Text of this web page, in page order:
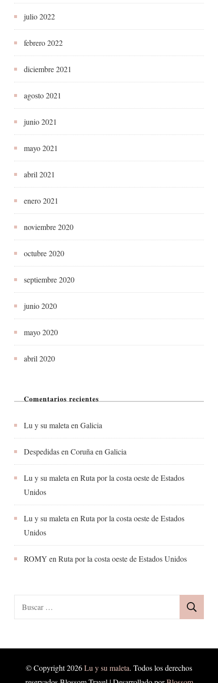
julio 2022
febrero 2022
diciembre 2021
agosto 2021
junio 2021
mayo 2021
abril 2021
enero 2021
noviembre 2020
octubre 2020
septiembre 2020
junio 2020
mayo 2020
abril 2020
Comentarios recientes
Lu y su maleta en Galicia
Despedidas en Coruña en Galicia
Lu y su maleta en Ruta por la costa oeste de Estados
Unidos
Lu y su maleta en Ruta por la costa oeste de Estados
Unidos
ROMY en Ruta por la costa oeste de Estados Unidos
© Copyright 2026Lu y su maleta. Todos los derechos